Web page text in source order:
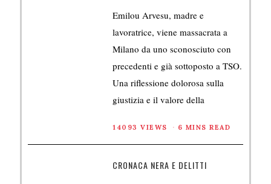
Emilou Arvesu, madre e
lavoratrice, viene massacrata a
Milano da uno sconosciuto con
precedenti e già sottoposto a TSO.
Una riflessione dolorosa sulla
giustizia e il valore della
14093 VIEWS 6 MINS READ
CRONACA NERA E DELITTI